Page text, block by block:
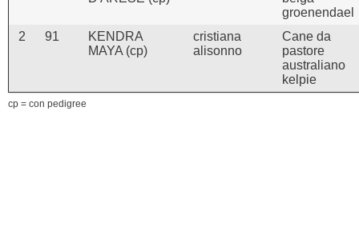
groenendael
2
91
KENDRA
MAYA (cp)
cristiana
alisonno
Cane da
pastore
australiano
kelpie
cp = con pedigree